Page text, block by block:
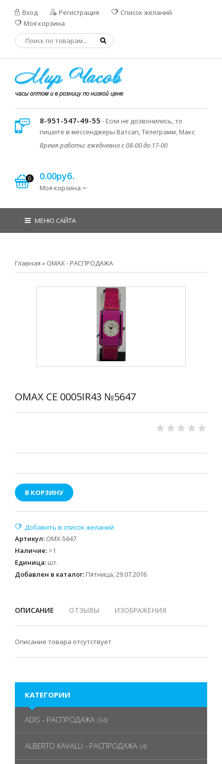
Вход Регистрация
Список желаний
Моя корзина
8-951-547-49-55 - Если не дозвонились, то
пишите в мессенджеры Ватсап, Телеграмм, Макс
Время работы: ежедневно с 08-00 до 17-00
0 0.00руб.
Моя корзина
МЕНЮ САЙТА
Главная » OMAX - РАСПРОДАЖА
OMAX CE 0005IR43 №5647
В КОРЗИНУ
Артикул: OMX-5647
Наличие: >1
Единица: шт.
Добавлен в каталог: Пятница, 29.07.2016
ОПИСАНИЕ ОТЗЫВЫ ИЗОБРАЖЕНИЯ
Описание товара отсутствует
КАТЕГОРИИ
ADIS - РАСПРОДАЖА (34)
ALBERTO KAVALLI - РАСПРОДАЖА (4)